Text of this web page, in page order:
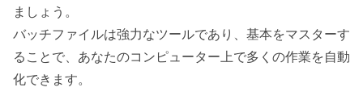
ましょう。
バッチファイルは強力なツールであり、基本をマスターす
ることで、あなたのコンピューター上で多くの作業を自動
化できます。